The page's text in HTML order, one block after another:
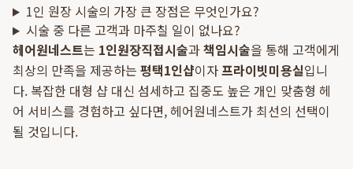
1인 원장 시술의 가장 큰 장점은 무엇인가요?
시술 중 다른 고객과 마주칠 일이 없나요?
헤어원네스트는 1인원장직접시술과책임시술을 통해 고객에게
최상의 만족을 제공하는 평택1인샵이자프라이빗미용실입니
다. 복잡한 대형 샵 대신 섬세하고 집중도 높은 개인 맞춤형 헤
어 서비스를 경험하고 싶다면, 헤어원네스트가 최선의 선택이
될 것입니다.